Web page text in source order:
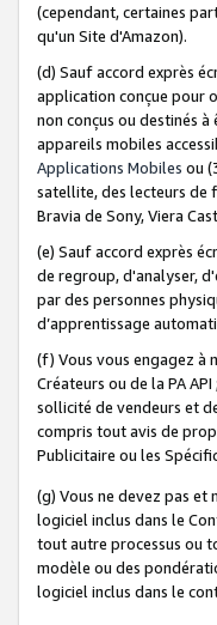
(cependant, certaines
qu'un Site d'Amazon).
(d) Sauf accord exprès
application conçue pour
non conçus ou destinés
appareils mobiles
Applications Mobiles ou
satellite, des lecteurs de
Bravia de Sony, Viera
(e) Sauf accord exprès
de regroup, d'analyser,
par des personnes
d’apprentissage
(f) Vous vous engagez à
Créateurs ou de la PA
sollicité de vendeurs et
compris tout avis de
Publicitaire ou les
(g) Vous ne devez pas
logiciel inclus dans le
tout autre processus ou
modèle ou des
logiciel inclus dans le